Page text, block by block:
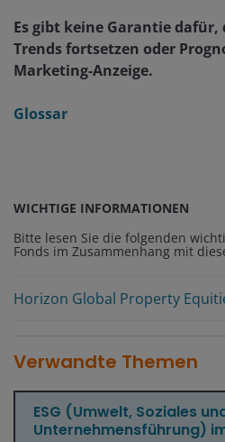
Es gibt keine Garantie dafür,
Trends fortsetzen oder
Marketing-Anzeige.
Glossar
WICHTIGE INFORMATIONEN
Bitte lesen Sie die folgenden
Fonds im Zusammenhang mit
Horizon Global Property
Verwandte Themen
ESG (Umwelt, Soziales
Unternehmensführung)